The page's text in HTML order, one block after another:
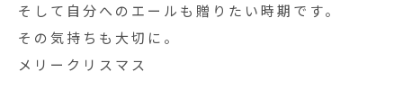
そして自分へのエールも贈りたい時期です。
その気持ちも大切に。
メリークリスマス